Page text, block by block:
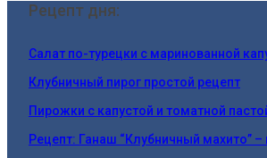
Рецепт дня:
Салат по-турецки с маринованной
Клубничный пирог простой рецепт
Пирожки с капустой и томатной
Рецепт: Ганаш “Клубничный махито” –